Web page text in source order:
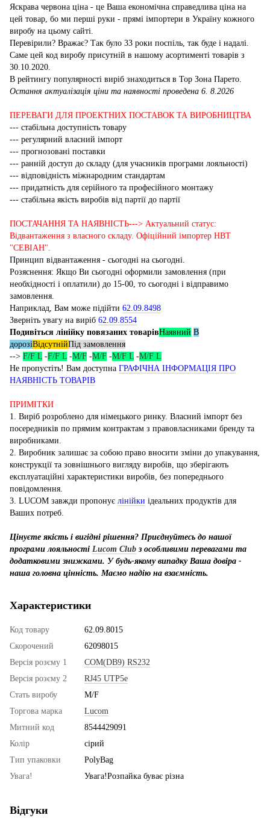
Яскрава червона ціна - це Ваша економічна справедлива ціна на
цей товар, бо ми перші руки - прямі імпортери в Україну кожного
виробу на цьому сайті.
Перевірили? Вражає? Так було 33 роки поспіль, так буде і надалі.
Саме цей код виробу присутній в нашому асортименті товарів з
30.10.2020.
В рейтингу популярності виріб знаходиться в Top Зона Парето.
Остання актуалізація ціни та наявності проведена 6. 8.2026
ПЕРЕВАГИ ДЛЯ ПРОЕКТНИХ ПОСТАВОК ТА ВИРОБНИЦТВА
--- стабільна доступність товару
--- регулярний власний імпорт
--- прогнозовані поставки
--- ранній доступ до складу (для учасників програми лояльності)
--- відповідність міжнародним стандартам
--- придатність для серійного та професійного монтажу
--- стабільна якість виробів від партії до партії
ПОСТАЧАННЯ ТА НАЯВНІСТЬ---> Актуальний статус:
Відвантаження з власного складу. Офіційний імпортер НВТ
"СЕВІАН".
Принцип відвантаження - сьогодні на сьогодні.
Розяснення: Якщо Ви сьогодні оформили замовлення (при
необхідності і оплатили) до 15-00, то сьогодні і відправимо
замовлення.
Наприклад, Вам може підійти 62.09.8498
Зверніть увагу на виріб 62.09.8554
Подивіться лінійку повязаних товарівНаявний В
дорозіВідсутнійПід замовлення
--> F/F L -F/F L -M/F -M/F -M/F L -M/F L
Не пропустіть! Вам доступна ГРАФІЧНА ІНФОРМАЦІЯ ПРО
НАЯВНІСТЬ ТОВАРІВ
ПРИМІТКИ
1. Виріб розроблено для німецького ринку. Власний імпорт без
посередників по прямим контрактам з правовласниками бренду та
виробниками.
2. Виробник залишає за собою право вносити зміни до упакування,
конструкції та зовнішнього вигляду виробів, що зберігають
експлуатаційні характеристики виробів, без попереднього
повідомлення.
3. LUCOM завжди пропонує лінійки ідеальних продуктів для
Ваших потреб.
Цінуєте якість і вигідні рішення? Приєднуйтесь до нашої
програми лояльності Lucom Club з особливими перевагами та
додатковими знижками. У будь-якому випадку Ваша довіра -
наша головна цінність. Маємо надію на взаємність.
Характеристики
Код товару
62.09.8015
Скорочений
62098015
Версія розєму 1
COM(DB9) RS232
Версія розєму 2
RJ45 UTP5e
Стать виробу
M/F
Торгова марка
Lucom
Митний код
8544429091
Колір
сірий
Тип упаковки
PolyBag
Увага!
Увага!Розпайка буває різна
Відгуки